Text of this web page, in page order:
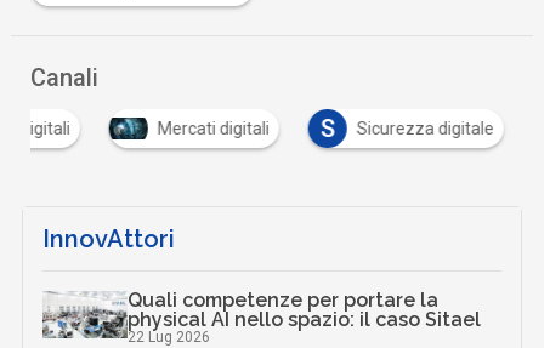
Canali
digitali Mercati digitali S Sicurezza digitale
InnovAttori
Quali competenze per portare la
physical AI nello spazio: il caso Sitael
22 Lug 2026